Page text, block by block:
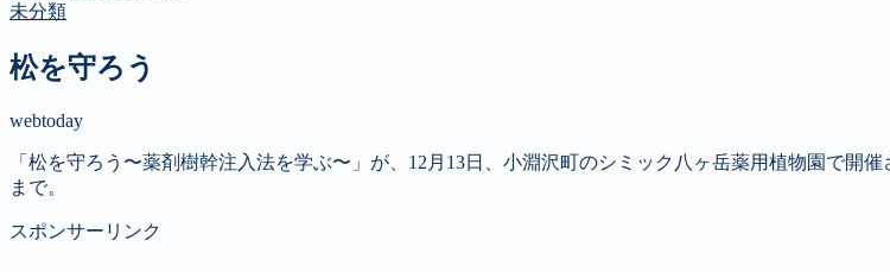
未分類
松を守ろう
webtoday
「松を守ろう〜薬剤樹幹注入法を学ぶ〜」が、12月13日、小淵沢町のシミック八ヶ岳薬用植物園で
まで。
スポンサーリンク